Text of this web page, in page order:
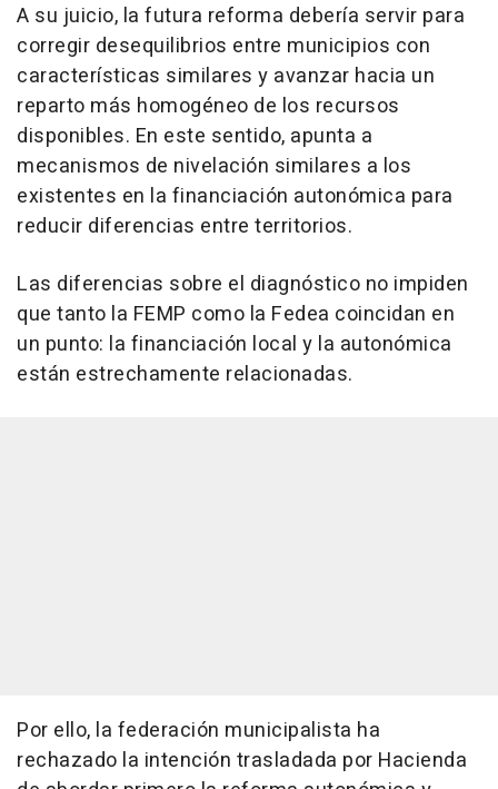
A su juicio, la futura reforma debería servir para
corregir desequilibrios entre municipios con
características similares y avanzar hacia un
reparto más homogéneo de los recursos
disponibles. En este sentido, apunta a
mecanismos de nivelación similares a los
existentes en la financiación autonómica para
reducir diferencias entre territorios.
Las diferencias sobre el diagnóstico no impiden
que tanto la FEMP como la Fedea coincidan en
un punto: la financiación local y la autonómica
están estrechamente relacionadas.
Por ello, la federación municipalista ha
rechazado la intención trasladada por Hacienda